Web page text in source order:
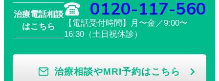
治療電話相談
はこちら
0120-117-560
【電話受付時間】月〜金／9:00〜
16:30（土日祝休診）
治療相談やMRI予約はこちら